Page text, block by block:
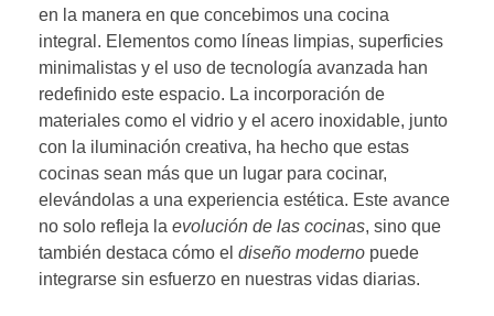
en la manera en que concebimos una cocina
integral. Elementos como líneas limpias, superficies
minimalistas y el uso de tecnología avanzada han
redefinido este espacio. La incorporación de
materiales como el vidrio y el acero inoxidable, junto
con la iluminación creativa, ha hecho que estas
cocinas sean más que un lugar para cocinar,
elevándolas a una experiencia estética. Este avance
no solo refleja la evolución de las cocinas, sino que
también destaca cómo el diseño moderno puede
integrarse sin esfuerzo en nuestras vidas diarias.